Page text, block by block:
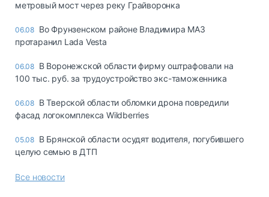
метровый мост через реку Грайворонка
06.08 Во Фрунзенском районе Владимира МАЗ
протаранил Lada Vesta
06.08 В Воронежской области фирму оштрафовали на
100 тыс. руб. за трудоустройство экс-таможенника
06.08 В Тверской области обломки дрона повредили
фасад логокомплекса Wildberries
05.08 В Брянской области осудят водителя, погубившего
целую семью в ДТП
Все новости